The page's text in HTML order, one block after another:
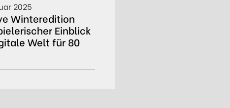
2025
Winteredition
Einblick
Welt für 80